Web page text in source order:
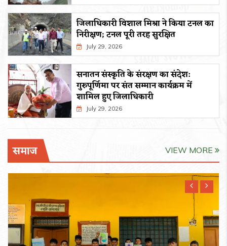
जिलाधिकारी विशाल मिश्रा ने किया टनल का
निरीक्षण; टनल पूरी तरह सुरक्षित
July 29, 2026
सनातन संस्कृति के संरक्षण का संदेश:
गुरुपूर्णिमा पर संत सम्मान कार्यक्रम में
शामिल हुए जिलाधिकारी
July 29, 2026
समाज VIEW MORE